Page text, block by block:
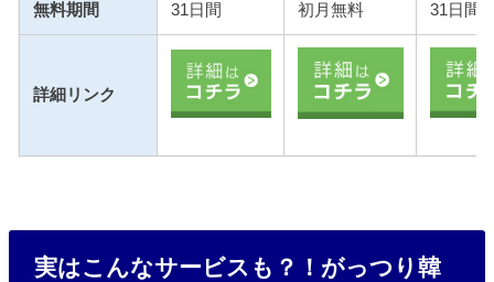
無料期間 31日間 初月無料 31日間
詳細リンク
実はこんなサービスも？！がっつり韓